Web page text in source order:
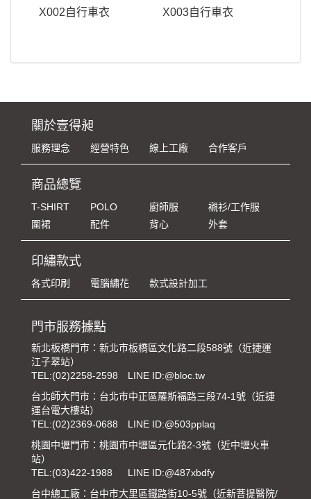
X002自行車衣 X003自行車衣
關於壹得昶
服務理念 經營特色 線上工廠 合作客戶
商品總覽
T-SHIRT POLO 廚師服
襯衫/工作服
圍裙
配件 背心 外套
印繡款式
各式印刷 電腦繡花 款式設計加工
門市服務據點
新北板橋門市：新北市板橋區文化路二段588號（近捷運
江子翠站）
TEL:(02)2258-2598
LINE ID:@bloc.tw
台北師大門市：台北市中正區羅斯福路三段74-1號（近捷
運台電大樓站）
TEL:(02)2369-0688
LINE ID:@503pplaq
桃園中壢門市：桃園市中壢區元化路2-3號（近中壢火車
站）
TEL:(03)422-1988
LINE ID:@487xbdfy
台中總工廠：台中市大里區鐵路街10-5號（近新菩提醫院/